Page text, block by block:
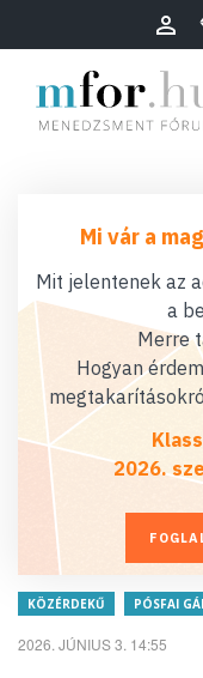
Mi vár a
Mit jelentenek az
a
Merre
Hogyan
2026.
KÖZÉRDEKŰ PÓSFAI
2026. JÚNIUS 3. 14:55